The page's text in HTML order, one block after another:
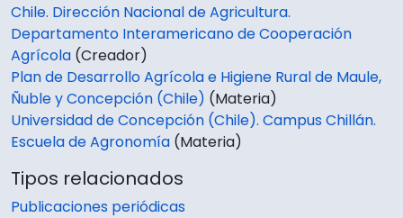
Chile. Dirección Nacional de Agricultura.
Departamento Interamericano de Cooperación
Agrícola (Creador)
Plan de Desarrollo Agrícola e Higiene Rural de Maule,
Ñuble y Concepción (Chile) (Materia)
Universidad de Concepción (Chile). Campus Chillán.
Escuela de Agronomía (Materia)
Tipos relacionados
Publicaciones periódicas